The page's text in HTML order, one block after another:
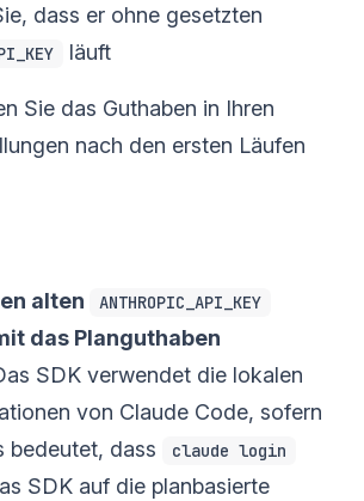
dass er ohne gesetzten
läuft
Sie das Guthaben in Ihren
nach den ersten Läufen
alten ANTHROPIC_API_KEY
das Planguthaben
SDK verwendet die lokalen
von Claude Code, sofern
bedeutet, dass
claude login
SDK auf die planbasierte